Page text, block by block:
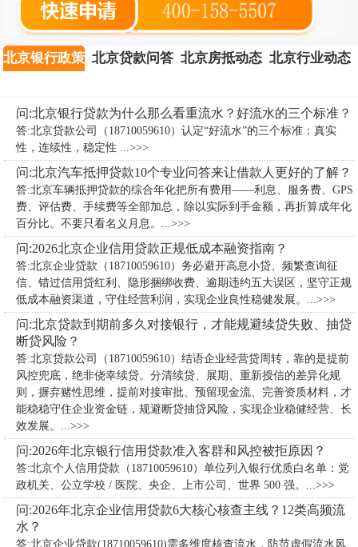
北京银行政策 北京贷款问答 北京房抵动态 北京行业动态
问:北京银行贷款为什么那么看重流水？好流水的三个标准？
答:北京贷款公司（18710059610）认定“好流水”的三个标准：真实
性，连续性，稳定性 ...>>>
问:北京汽车抵押贷款10个专业问答来让借款人更好的了解？
答:北京车辆抵押贷款的综合年化把所有费用——利息、服务费、GPS
费、评估费、手续费等全部加总，除以实际到手金额，再折算成年化
百分比。不要只看名义月息。...>>>
问:2026北京企业信用贷款正规低成本融资指南？
答:北京企业贷款（18710059610）务必避开高息小贷、频繁查询征
信、错过信用贷红利、隐形捆绑收费、逾期违约五大误区，坚守正规
低成本融资渠道，守住经营利润，实现企业良性稳健发展。...>>>
问:北京贷款到期前多久对接银行，才能规避续贷失败、抽贷
断贷风险？
答:北京贷款公司（18710059610）​结语企业经营贷周转，靠的是提前
风控兜底，绝非侥幸续贷。分清续贷、展期、重新授信的差异化规
则，摒弃赌性思维，提前对接审批、预留现金流、完善资质材料，才
能稳稳守住企业资金链，规避断贷抽贷风险，实现企业稳健经营、长
效发展。...>>>
问:2026年北京银行信用贷款准入客群和风控被拒原因？
答:北京个人信用贷款（18710059610）单位列入银行优质白名单：党
政机关、公立学校 / 医院、央企、上市公司、世界 500 强。...>>>
问:2026年北京企业信用贷款6大核心核查主线？12类高频流
水？
答:北京企业贷款(18710059610)需多维度核查流水，防范虚假流水风